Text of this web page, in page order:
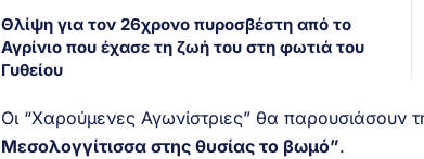
Θλίψη για τον 26χρονο πυροσβέστη από το
Αγρίνιο που έχασε τη ζωή του στη φωτιά του
Γυθείου
Οι “Χαρούμενες Αγωνίστριες” θα παρουσιάσουν
Μεσολογγίτισσα στης θυσίας το βωμό”.